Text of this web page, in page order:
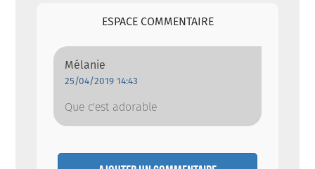
ESPACE COMMENTAIRE
Mélanie
25/04/2019 14:43
Que c'est adorable